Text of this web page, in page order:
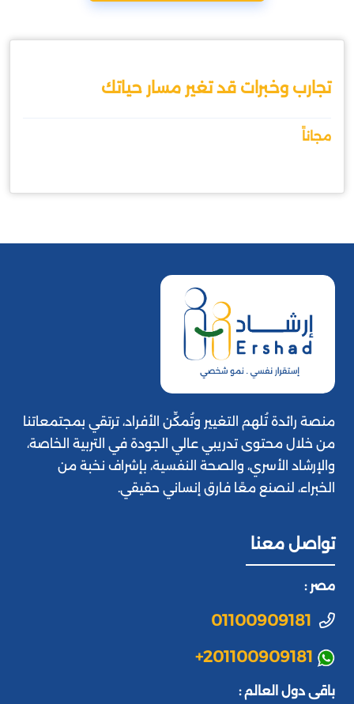
تجارب وخبرات قد تغير مسار حياتك
مجاناً
منصة رائدة تُلهم التغيير وتُمكِّن الأفراد، ترتقي بمجتمعاتنا
من خلال محتوى تدريبي عالي الجودة في التربية الخاصة،
والإرشاد الأسري، والصحة النفسية، بإشراف نخبة من
الخبراء، لنصنع معًا فارق إنساني حقيقي.
تواصل معنا
مصر :
01100909181
+201100909181
باقى دول العالم :